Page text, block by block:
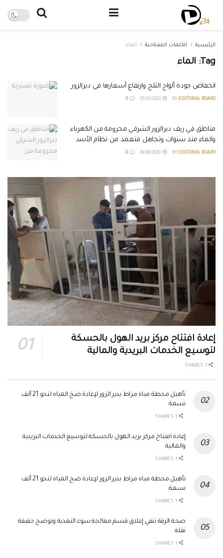
الرئيسية الكلمات المفتاحية الماء
Tag: الماء
انخفاض جودة ألواح الثلج وارتفاع أسعارها في ديرالزور
BY EDITORIAL BOARD
مناطق في ريف ديرالزور الشرقي محرومة من الكهرباء
والماء منذ سنوات وتجاهل متعمد من نظام الأسد
BY EDITORIAL BOARD
إعادة افتتاح مركز بريد الهول بالحسكة
لتوسيع الخدمات البريدية والمالية
تأهيل محطة مياه مراط بدير الزور لإعادة ضخ المياه لنحو 21 ألف
نسمة
إعادة افتتاح مركز بريد الهول بالحسكة لتوسيع الخدمات البريدية
والمالية
تأهيل محطة مياه مراط بدير الزور لإعادة ضخ المياه لنحو 21 ألف
نسمة
صحة الرقة تنفي إغلاق قسم معالجة سوء التغذية وتوضح حقيقة
نقله